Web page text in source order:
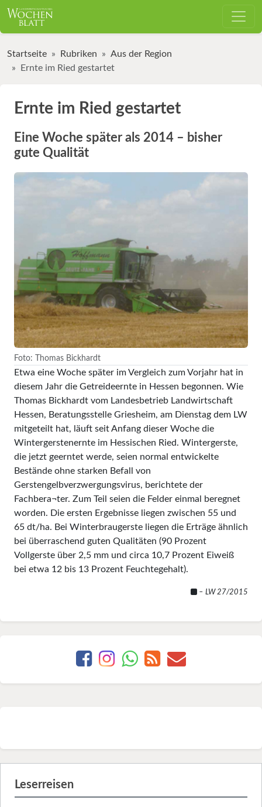
Startseite Rubriken
Aus der Region
Ernte im Ried gestartet
Ernte im Ried gestartet
Eine Woche später als 2014 – bisher
gute Qualität
Foto: Thomas Bickhardt
Etwa eine Woche später im Vergleich zum Vorjahr hat in
diesem Jahr die Getreideernte in Hessen begonnen. Wie
Thomas Bickhardt vom Landesbetrieb Landwirtschaft
Hessen, Beratungsstelle Griesheim, am Dienstag dem LW
mitgeteilt hat, läuft seit Anfang dieser Woche die
Wintergerstenernte im Hessischen Ried. Wintergerste,
die jetzt geerntet werde, seien normal entwickelte
Bestände ohne starken Befall von
Gerstengelbverzwergungsvirus, berichtete der
Fachbera¬ter. Zum Teil seien die Felder einmal beregnet
worden. Die ersten Ergebnisse liegen zwischen 55 und
65 dt/ha. Bei Winterbraugerste liegen die Erträge ähnlich
bei überraschend guten Qualitäten (90 Prozent
Vollgerste über 2,5 mm und circa 10,7 Prozent Eiweiß
bei etwa 12 bis 13 Prozent Feuchtegehalt).
– LW 27/2015
Leserreisen